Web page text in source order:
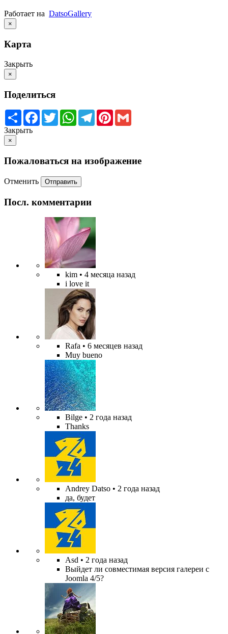
Работает на DatsoGallery
×
Карта
Закрыть
×
Поделиться
Share Facebook
TwitterWhatsApp
TelegramPinterest
Закрыть
×
Пожаловаться на изображение
Отменить Отправить
Посл. комментарии
kim • 4 месяца назад
i love it
Rafa • 6 месяцев назад
Muy bueno
Bilge • 2 года назад
Thanks
Andrey Datso • 2 года назад
да, будет
Asd • 2 года назад
Выйдет ли совместимая версия галереи с
Joomla 4/5?